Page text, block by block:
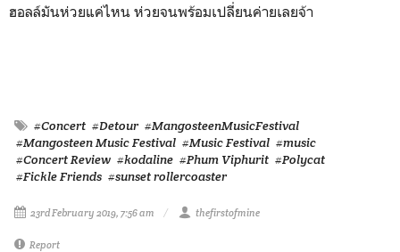
ฮอลล์มันห่วยแค่ไหน ห่วยจนพร้อมเปลี่ยนค่ายเลยจ้า
#Concert #Detour #MangosteenMusicFestival
#Mangosteen Music Festival #Music Festival #music
#Concert Review #kodaline #Phum Viphurit #Polycat
#Fickle Friends #sunset rollercoaster
23rd February 2019, 7:56 am thefirstofmine
Report